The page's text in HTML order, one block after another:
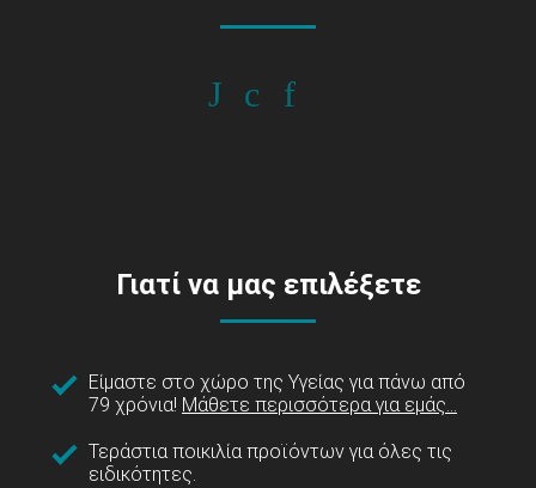
Γιατί να μας επιλέξετε
Είμαστε στο χώρο της Υγείας για πάνω από
79 χρόνια! Μάθετε περισσότερα για εμάς...
Τεράστια ποικιλία προϊόντων για όλες τις
ειδικότητες.